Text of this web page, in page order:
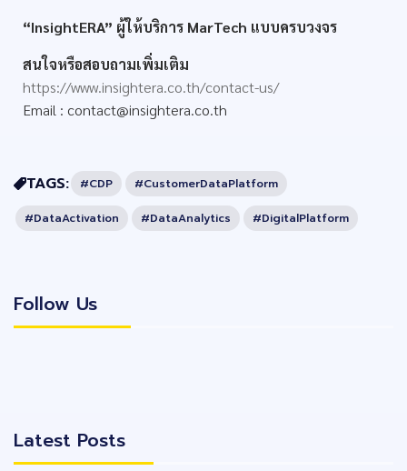
“InsightERA” ผู้ให้บริการ MarTech แบบครบวงจร
สนใจหรือสอบถามเพิ่มเติม
https://www.insightera.co.th/contact-us/
Email : contact@insightera.co.th
TAGS: #CDP #CustomerDataPlatform
#DataActivation #DataAnalytics #DigitalPlatform
Follow Us
Latest Posts